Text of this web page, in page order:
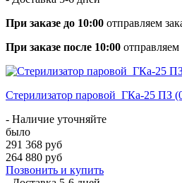
При заказе до 10:00 отправляем
При заказе после 10:00
Стерилизатор паровой ГКа-25 ПЗ
- Наличие уточняйте
было
291 368 руб
264 880 руб
Позвонить и купить